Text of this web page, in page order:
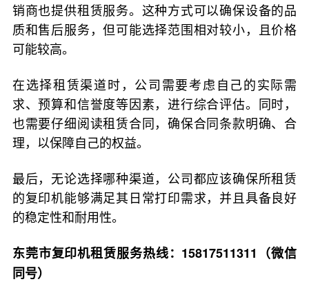
销商也提供租赁服务。这种方式可以确保设备的品
质和售后服务，但可能选择范围相对较小，且价格
可能较高。
在选择租赁渠道时，公司需要考虑自己的实际需
求、预算和信誉度等因素，进行综合评估。同时，
也需要仔细阅读租赁合同，确保合同条款明确、合
理，以保障自己的权益。
最后，无论选择哪种渠道，公司都应该确保所租赁
的复印机能够满足其日常打印需求，并且具备良好
的稳定性和耐用性。
东莞市复印机租赁服务热线：15817511311（微信
同号）